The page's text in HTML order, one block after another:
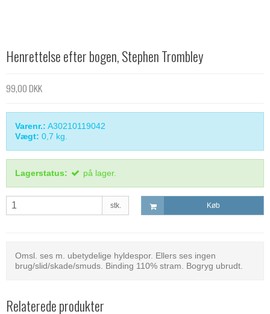
Henrettelse efter bogen, Stephen Trombley
99,00 DKK
Varenr.: A30210119042
Vægt: 0,7 kg.
Lagerstatus: på lager.
stk. Køb
Omsl. ses m. ubetydelige hyldespor. Ellers ses ingen
brug/slid/skade/smuds. Binding 110% stram. Bogryg ubrudt.
Relaterede produkter